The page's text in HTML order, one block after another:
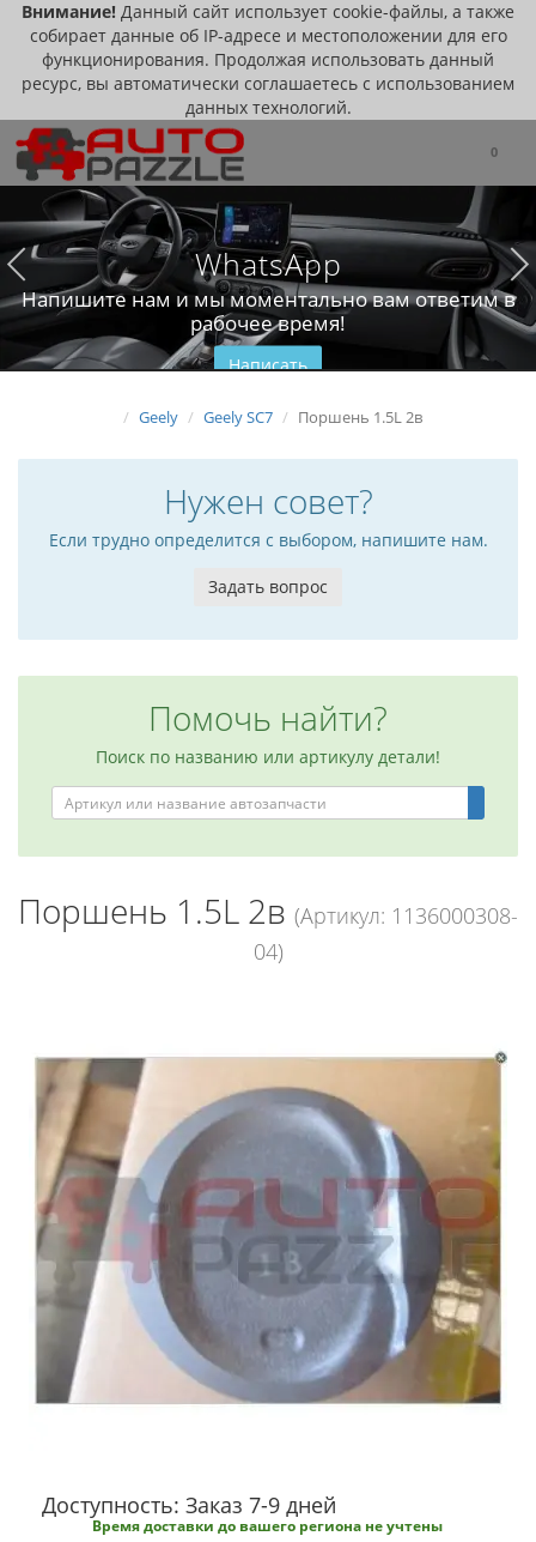
Внимание! Данный сайт использует cookie-файлы, а также
собирает данные об IP-адресе и местоположении для его
функционирования. Продолжая использовать данный
ресурс, вы автоматически соглашаетесь с использованием
данных технологий.
0
WhatsApp
Напишите нам и мы моментально вам ответим в
рабочее время!
Написать
Geely Geely SC7 Поршень 1.5L 2в
Нужен совет?
Если трудно определится с выбором, напишите нам.
Задать вопрос
Помочь найти?
Поиск по названию или артикулу детали!
Поршень 1.5L 2в (Артикул: 1136000308-
04)
Доступность: Заказ 7-9 дней
Время доставки до вашего региона не учтены